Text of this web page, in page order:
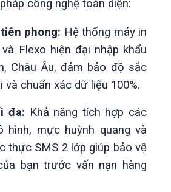
công nghệ toàn diện:
phong: Hệ thống máy in
Flexo hiện đại nhập khẩu
Châu Âu, đảm bảo độ sắc
và chuẩn xác dữ liệu 100%.
đa: Khả năng tích hợp các
hình, mực huỳnh quang và
thực SMS 2 lớp giúp bảo vệ
bạn trước vấn nạn hàng